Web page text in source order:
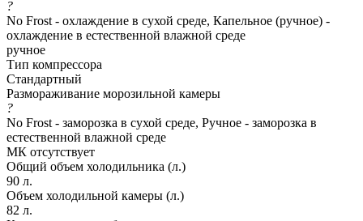
?
No Frost - охлаждение в сухой среде, Капельное (ручное) -
охлаждение в естественной влажной среде
ручное
Тип компрессора
Стандартный
Размораживание морозильной камеры
?
No Frost - заморозка в сухой среде, Ручное - заморозка в
естественной влажной среде
МК отсутствует
Общий объем холодильника (л.)
90 л.
Объем холодильной камеры (л.)
82 л.